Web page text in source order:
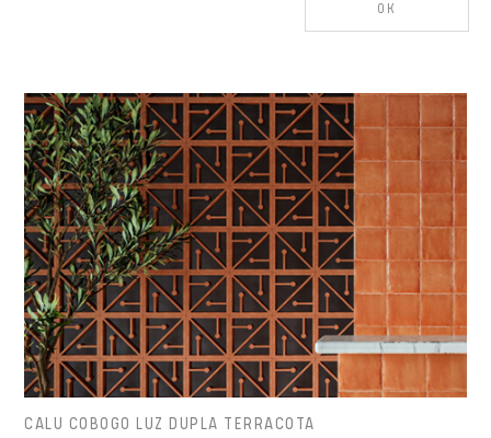
OK
CALU COBOGO LUZ DUPLA TERRACOTA